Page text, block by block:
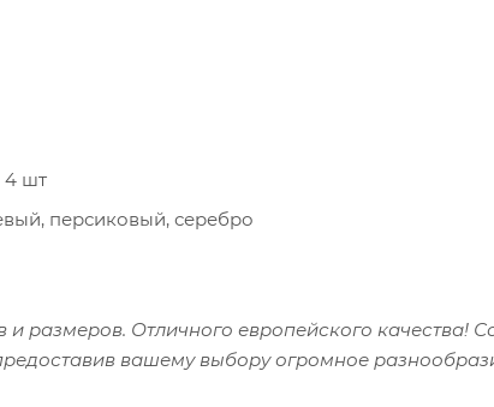
4 шт
персиковый, серебро
размеров. Отличного европейского качества!
вашему выбору огромное